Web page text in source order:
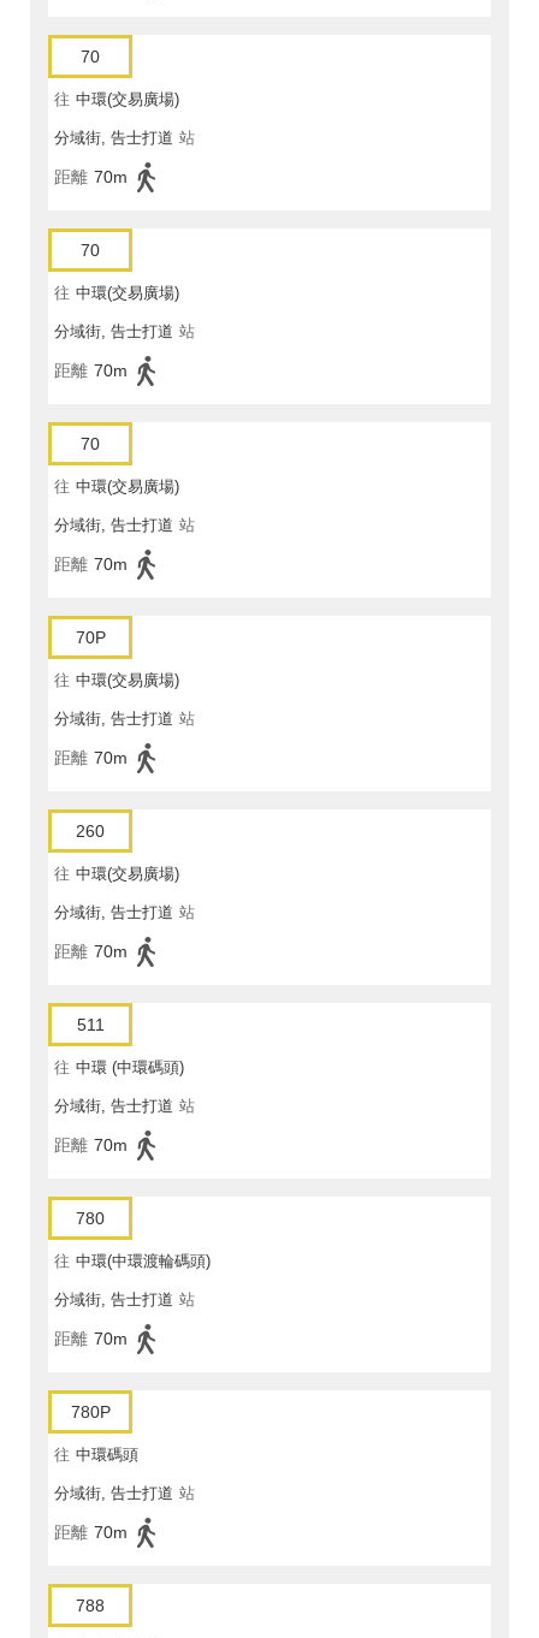
70
往 中環(交易廣場)
分域街, 告士打道 站
距離 70m
70
往 中環(交易廣場)
分域街, 告士打道 站
距離 70m
70
往 中環(交易廣場)
分域街, 告士打道 站
距離 70m
70P
往 中環(交易廣場)
分域街, 告士打道 站
距離 70m
260
往 中環(交易廣場)
分域街, 告士打道 站
距離 70m
511
往 中環 (中環碼頭)
分域街, 告士打道 站
距離 70m
780
往 中環(中環渡輪碼頭)
分域街, 告士打道 站
距離 70m
780P
往 中環碼頭
分域街, 告士打道 站
距離 70m
788